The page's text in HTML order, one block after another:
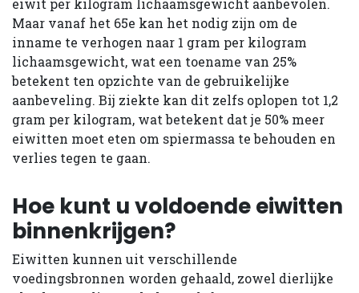
Maar vanaf het 65e kan het nodig zijn om de
inname te verhogen naar 1 gram per kilogram
lichaamsgewicht, wat een toename van 25%
betekent ten opzichte van de gebruikelijke
aanbeveling. Bij ziekte kan dit zelfs oplopen tot 1,2
gram per kilogram, wat betekent dat je 50% meer
eiwitten moet eten om spiermassa te behouden en
verlies tegen te gaan.
Hoe kunt u voldoende eiwitten
binnenkrijgen?
Eiwitten kunnen uit verschillende
voedingsbronnen worden gehaald, zowel dierlijke